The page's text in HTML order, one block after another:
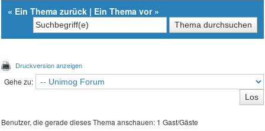
« Ein Thema zurück | Ein Thema vor»
Druckversion anzeigen
Gehe zu:
Benutzer, die gerade dieses Thema anschauen: 1 Gast/Gäste